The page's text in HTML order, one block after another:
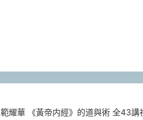
範耀華 《黃帝内經》的道與術 全43講